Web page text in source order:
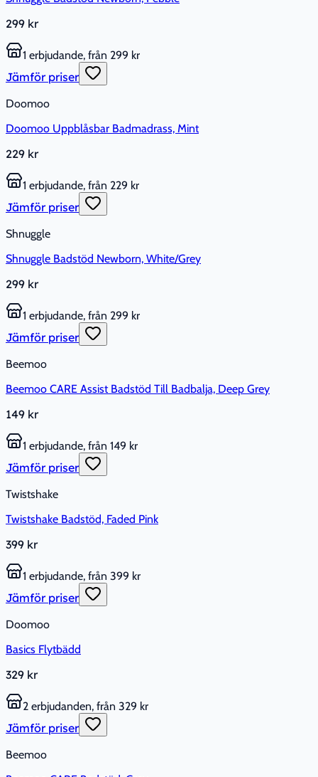
299 kr
1 erbjudande, från 299 kr
Jämför priser
Doomoo
Doomoo Uppblåsbar Badmadrass, Mint
229 kr
1 erbjudande, från 229 kr
Jämför priser
Shnuggle
Shnuggle Badstöd Newborn, White/Grey
299 kr
1 erbjudande, från 299 kr
Jämför priser
Beemoo
Beemoo CARE Assist Badstöd Till Badbalja, Deep Grey
149 kr
1 erbjudande, från 149 kr
Jämför priser
Twistshake
Twistshake Badstöd, Faded Pink
399 kr
1 erbjudande, från 399 kr
Jämför priser
Doomoo
Basics Flytbädd
329 kr
2 erbjudanden, från 329 kr
Jämför priser
Beemoo